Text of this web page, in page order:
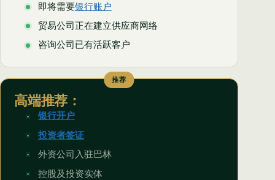
即将需要银行账户
贸易公司正在建立供应商网络
咨询公司已有活跃客户
推荐
高端推荐：
银行开户为首要任务
投资者签证为必要条件
外资公司入驻巴林
控股及投资实体